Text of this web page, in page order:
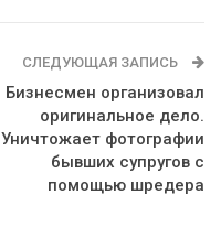
СЛЕДУЮЩАЯ ЗАПИСЬ
Бизнесмен организовал
оригинальное дело.
Уничтожает фотографии
бывших супругов с
помощью шредера